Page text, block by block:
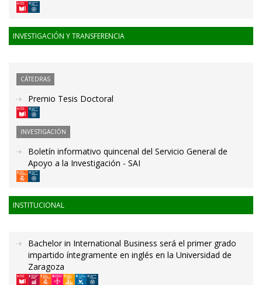
INVESTIGACIÓN Y TRANSFERENCIA
CÁTEDRAS
Premio Tesis Doctoral
INVESTIGACIÓN
Boletín informativo quincenal del Servicio General de
Apoyo a la Investigación - SAI
INSTITUCIONAL
Bachelor in International Business será el primer grado
impartido íntegramente en inglés en la Universidad de
Zaragoza